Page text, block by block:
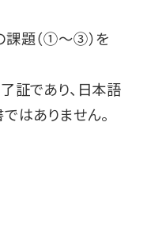
課題（①～③）を
証であり、日本語
はありません。